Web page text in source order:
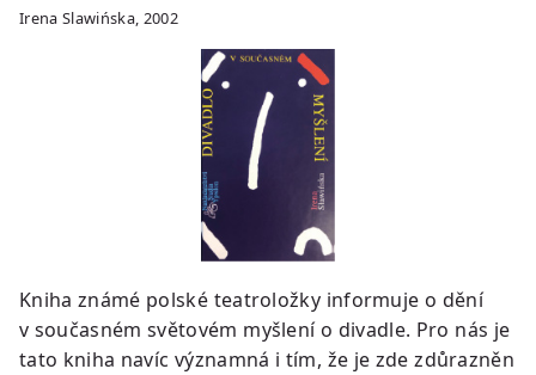
Irena Slawińska, 2002
Kniha známé polské teatroložky informuje o dění
v současném světovém myšlení o divadle. Pro nás je
tato kniha navíc významná i tím, že je zde zdůrazněn